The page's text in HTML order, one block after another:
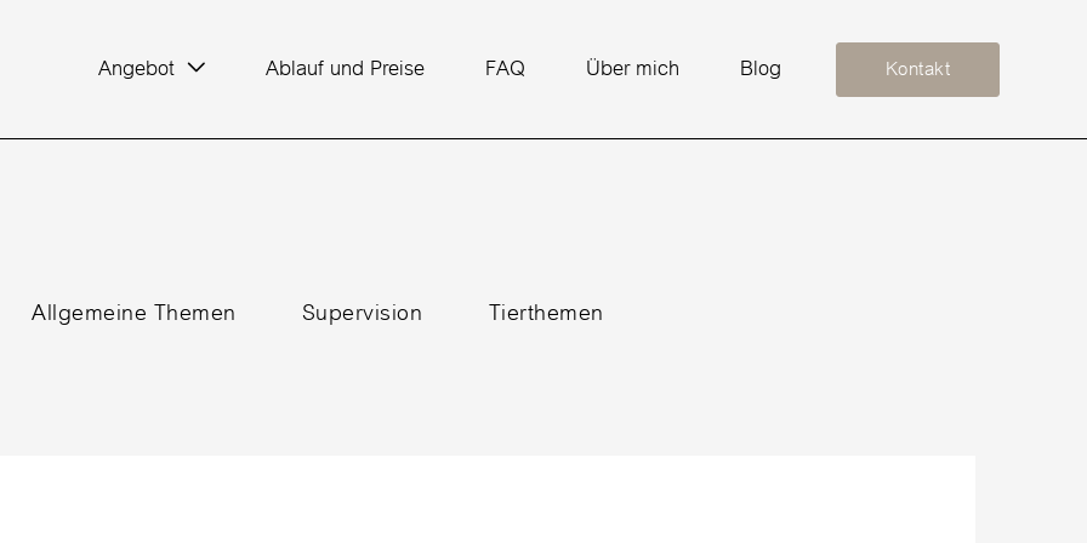
Angebot Ablauf und Preise FAQ Über mich Blog Kontakt
Allgemeine Themen Supervision Tierthemen